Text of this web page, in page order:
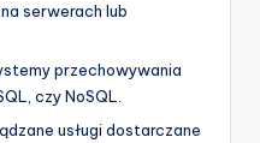
serwerach lub
przechowywania
czy NoSQL.
usługi dostarczane